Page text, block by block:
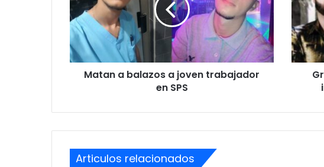
joven
trabajador
en
SPS
Matan a balazos a joven trabajador
en SPS
infirieron
más
de
300
balazos
Articulos relacionados